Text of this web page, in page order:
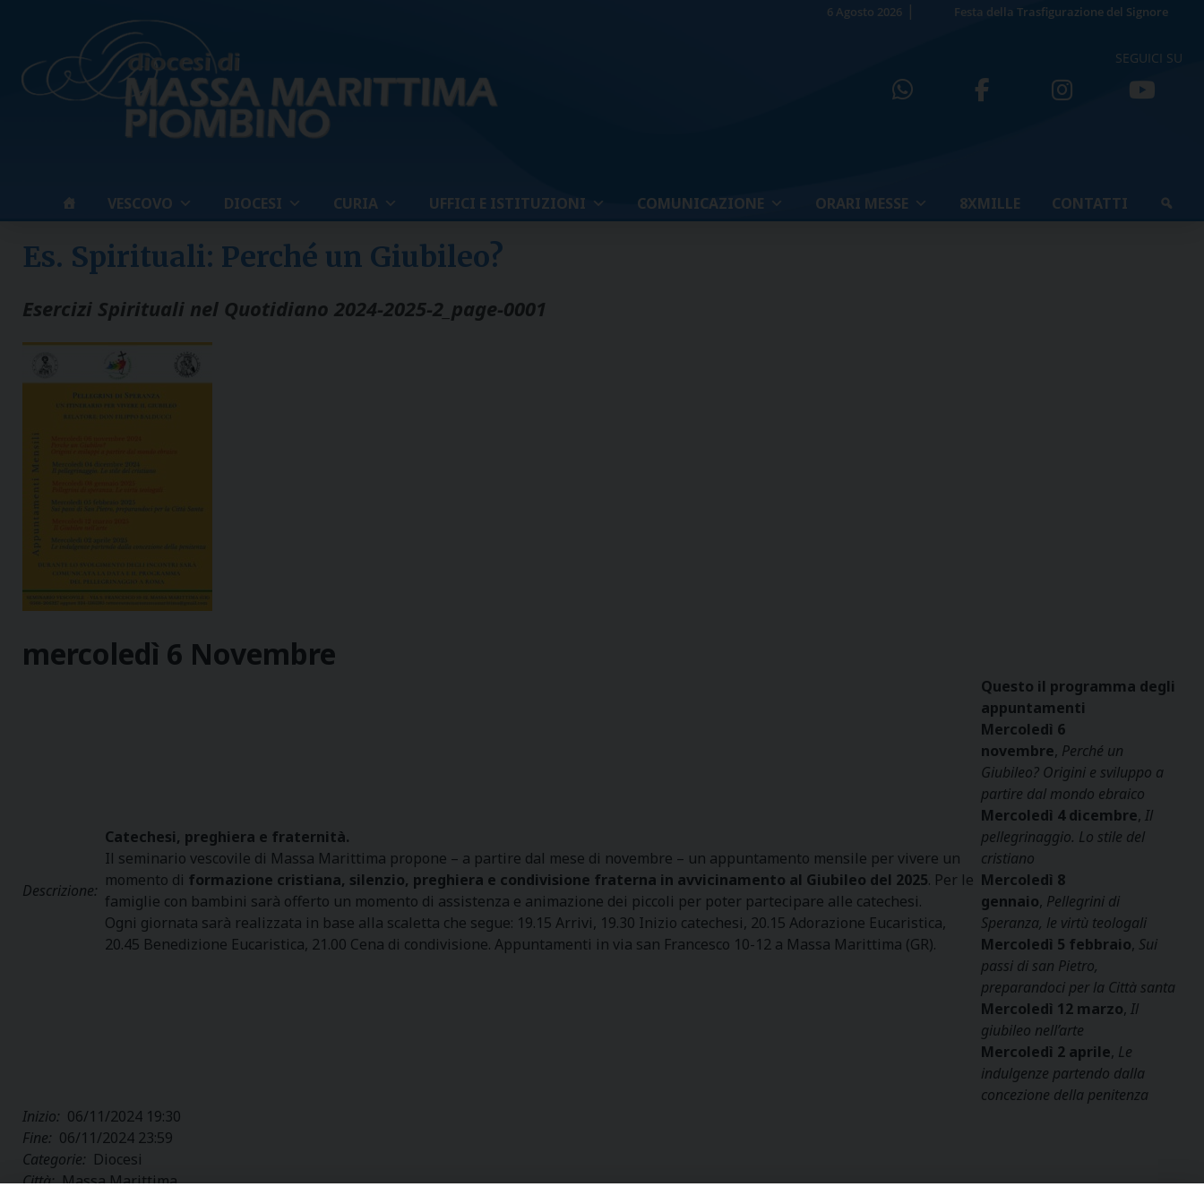
6 Agosto 2026 Festa della Trasfigurazione del Signore
SEGUICI SU
VESCOVO DIOCESI CURIA UFFICI E ISTITUZIONI COMUNICAZIONE ORARI MESSE 8XMILLE CONTATTI
Es. Spirituali: Perché un Giubileo?
Esercizi Spirituali nel Quotidiano 2024-2025-2_page-0001
mercoledì 6 Novembre
Descrizione:
Catechesi, preghiera e fraternità.
Il seminario vescovile di Massa Marittima propone – a partire dal mese di novembre – un appuntamento mensile per vivere un
momento di formazione cristiana, silenzio, preghiera e condivisione fraterna in avvicinamento al Giubileo del 2025. Per le
famiglie con bambini sarà offerto un momento di assistenza e animazione dei piccoli per poter partecipare alle catechesi.
Ogni giornata sarà realizzata in base alla scaletta che segue: 19.15 Arrivi, 19.30 Inizio catechesi, 20.15 Adorazione Eucaristica,
20.45 Benedizione Eucaristica, 21.00 Cena di condivisione. Appuntamenti in via san Francesco 10-12 a Massa Marittima (GR).
Questo il programma degli
appuntamenti
Mercoledì 6
novembre, Perché un
Giubileo? Origini e sviluppo a
partire dal mondo ebraico
Mercoledì 4 dicembre, Il
pellegrinaggio. Lo stile del
cristiano
Mercoledì 8
gennaio, Pellegrini di
Speranza, le virtù teologali
Mercoledì 5 febbraio, Sui
passi di san Pietro,
preparandoci per la Città santa
Mercoledì 12 marzo, Il
giubileo nell’arte
Mercoledì 2 aprile, Le
indulgenze partendo dalla
concezione della penitenza
Inizio: 06/11/2024 19:30
Fine: 06/11/2024 23:59
Categorie: Diocesi
Città: Massa Marittima